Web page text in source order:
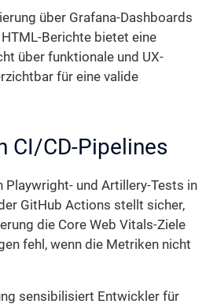
über Grafana-Dashboards
Berichte bietet eine
über funktionale und UX-
für eine valide
CI/CD-Pipelines
Playwright- und Artillery-Tests in
GitHub Actions stellt sicher,
die Core Web Vitals-Ziele
fehl, wenn die Metriken nicht
sensibilisiert Entwickler für